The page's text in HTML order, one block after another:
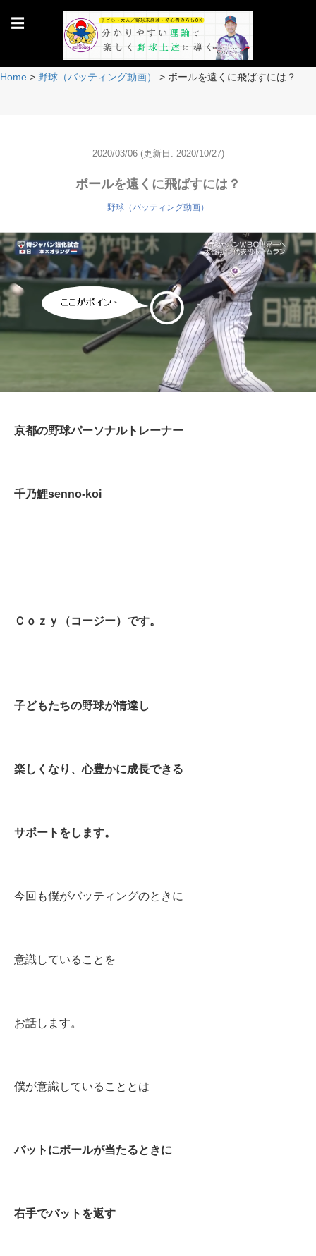
☰
Home > 野球（バッティング動画） > ボールを遠くに飛ばすには？
2020/03/06 (更新日: 2020/10/27)
ボールを遠くに飛ばすには？
野球（バッティング動画）
京都の野球パーソナルトレーナー
千乃鯉senno-koi
Ｃｏｚｙ（コージー）です。
子どもたちの野球が情達し
楽しくなり、心豊かに成長できる
サポートをします。
今回も僕がバッティングのときに
意識していることを
お話します。
僕が意識していることとは
バットにボールが当たるときに
右手でバットを返す